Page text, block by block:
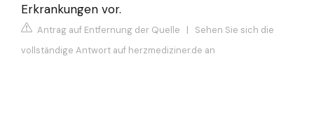
Erkrankungen vor.
Antrag auf Entfernung der Quelle | Sehen Sie sich die
vollständige Antwort auf herzmediziner.de an